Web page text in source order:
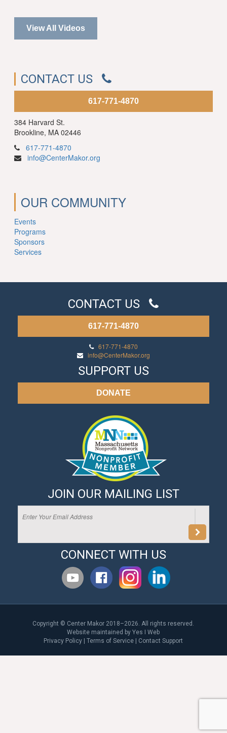
View All Videos
CONTACT US
617-771-4870
384 Harvard St.
Brookline, MA 02446
617-771-4870
info@CenterMakor.org
OUR COMMUNITY
Events
Programs
Sponsors
Services
CONTACT US
617-771-4870
617-771-4870
info@CenterMakor.org
SUPPORT US
DONATE
JOIN OUR MAILING LIST
CONNECT WITH US
Copyright © Center Makor 2018–2026. All rights reserved.
Website maintained byYes I Web
Privacy Policy |Terms of Service Contact Support